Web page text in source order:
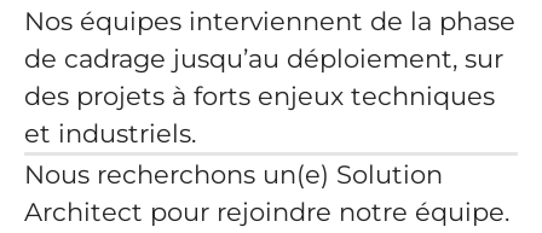
Nos équipes interviennent de la phase
de cadrage jusqu’au déploiement, sur
des projets à forts enjeux techniques
et industriels.
Nous recherchons un(e) Solution
Architect pour rejoindre notre équipe.